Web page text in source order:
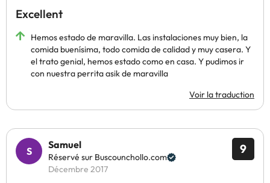
Excellent
Hemos estado de maravilla. Las instalaciones muy bien, la
comida buenísima, todo comida de calidad y muy casera. Y
el trato genial, hemos estado como en casa. Y pudimos ir
con nuestra perrita asik de maravilla
Voir la traduction
9
Samuel
Réservé sur Buscounchollo.com
Décembre 2017